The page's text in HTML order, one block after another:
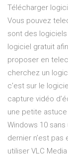
Télécharger
Vous pouvez
sont des
logiciel gratuit
proposer en
cherchez un
c'est sur le
capture vidéo
une petite
Windows 10
dernier n’est
utiliser VLC